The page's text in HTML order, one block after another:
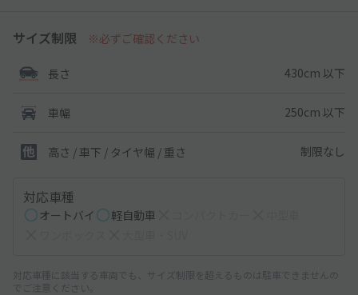
サイズ制限 ※必ずご確認ください
長さ 430cm 以下
車幅 250cm 以下
高さ / 車下 / タイヤ幅 / 重さ 制限なし
対応車種
オートバイ 軽自動車
対応車種に該当する車両でも、サイズ制限を超えるものは駐車できませんの
でご注意ください。